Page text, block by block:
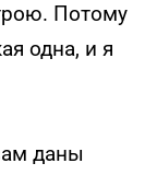
Потому
одна, и я
даны